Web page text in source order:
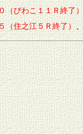
（びわこ１１Ｒ終了）
（住之江５Ｒ終了）